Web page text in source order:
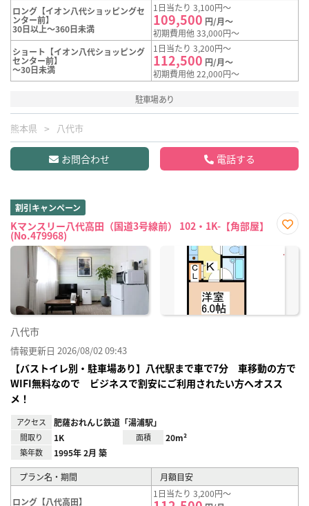
ロング【イオン八代ショッピングセ
ンター前】
30日以上～360日未満
1日当たり 3,100円～
109,500 円/月～
初期費用他 33,000円～
ショート【イオン八代ショッピング
センター前】
～30日未満
1日当たり 3,200円～
112,500 円/月～
初期費用他 22,000円～
駐車場あり
熊本県 八代市
お問合わせ 電話する
割引キャンペーン
Kマンスリー八代高田（国道3号線前） 102・1K-【角部屋】
(No.479968)
に入
り登
八代市
情報更新日 2026/08/02 09:43
【バストイレ別・駐車場あり】八代駅まで車で7分 車移動の方で
WIFI無料なので ビジネスで割安にご利用されたい方へオスス
メ！
アクセス 肥薩おれんじ鉄道「湯浦駅」
間取り 1K 面積 20m²
築年数 1995年 2月 築
プラン名・期間 月額目安
ロング【八代高田】
1日当たり 3,200円～